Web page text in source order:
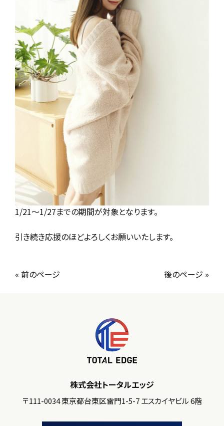
1/21～1/27までの期間が対象となります。
引き続き応援のほどよろしくお願いいたします。
« 前のページ 後のページ »
株式会社トータルエッジ
〒111-0034 東京都台東区雷門1-5-7 エスカイヤビル 6階